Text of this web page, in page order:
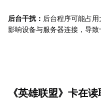
后台干扰： 后台程序可能占
影响设备与服务器连接，导致
《英雄联盟》卡在